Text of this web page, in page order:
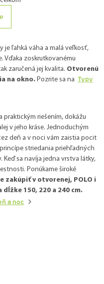
je ľahká váha a malá veľkosť,
Vďaka zoskrutkovanému
zaručená jej kvalita. Otvorenú
na okno. Pozrite sa na Typy
praktickým riešením, dokážu
v jeho kráse. Jednoduchým
deň a v noci vám zaistia pocit
striedania priehľadných
sa navíja jedna vrstva látky,
Ponúkame široké
zakúpiť v otvorenej, POLO i
dĺžke 150, 220 a 240 cm.
a noc